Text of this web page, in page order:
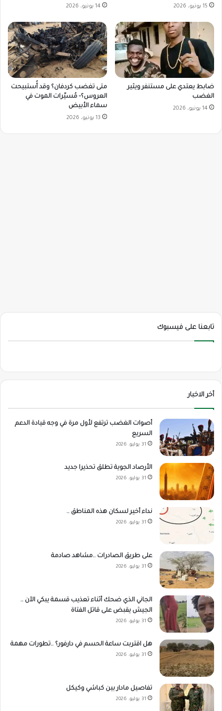
15 يونيو، 2026 14 يونيو، 2026
ضابط يعتدي على مستنفر ويثير
الغضب
14 يونيو، 2026
متى تغضب كردفان؟ وقد أُستبيحت
العروس؟- مُسيّرات الموت في
سماء الأبيض
13 يونيو، 2026
تابعنا على فيسبوك
أخر الاخبار
أصوات الغضب ترتفع لأول مرة في وجه قيادة الدعم
السريع
31 يوليو، 2026
الأرصاد الجوية تطلق تحذيرا جديد
31 يوليو، 2026
نداء أخير لسكان هذه المناطق ..
31 يوليو، 2026
على طريق الصادرات ..مشاهد صادمة
31 يوليو، 2026
الجاني الذي ضحك أثناء تعذيب قسمة يبكي الآن ..
الجيش يقبض على قاتل الفتاة
31 يوليو، 2026
هل اقتربت ساعة الحسم في دارفور؟ ..تطورات مهمة
31 يوليو، 2026
تفاصيل مادار بين كباشي وكيكل
31 يوليو، 2026